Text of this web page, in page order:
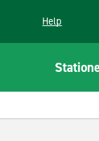
a new window
Help